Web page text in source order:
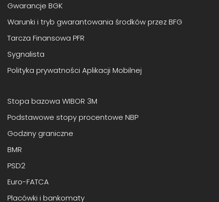
Gwarancje BGK
Warunki i tryb gwarantowania środków przez BFG
Tarcza Finansowa PFR
Sygnalista
Polityka prywatności Aplikacji Mobilnej
Stopa bazowa WIBOR 3M
Podstawowe stopy procentowe NBP
Godziny graniczne
BMR
PSD2
Euro-FATCA
Placówki i bankomaty